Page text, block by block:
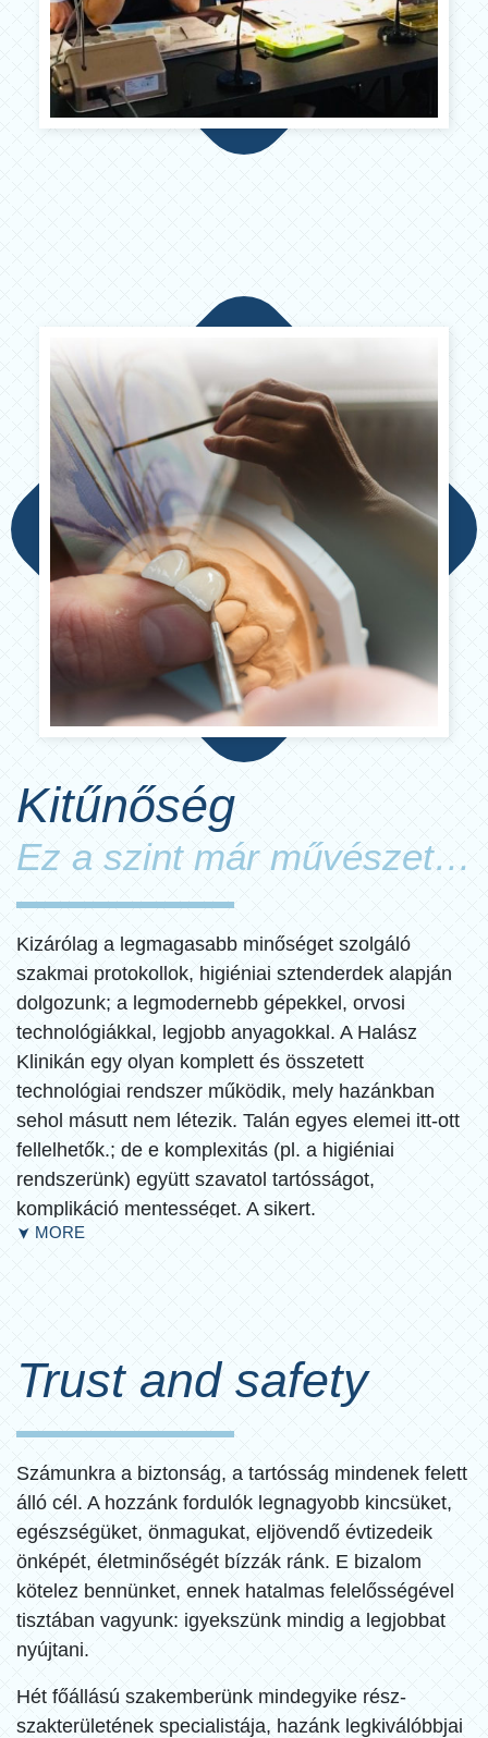
– Cooperating with
– Providing implant care to
patients whose dentists do not
practice implantology
– Performing teaching and
demonstration surgeries
prosthetic dentistry
HALÁSZ CLINIC is an expert in and a leading clinic
for dental implants and metal-free CAD-CAM full
ceramic dentures. Our lectures and courses are built
around these topics.
We travel the world, and we regularly participate in
Kitűnőség
Ez a szint már művészet…
Kizárólag a legmagasabb minőséget szolgáló
szakmai protokollok, higiéniai sztenderdek alapján
dolgozunk; a legmodernebb gépekkel, orvosi
technológiákkal, legjobb anyagokkal. A Halász
Klinikán egy olyan komplett és összetett
technológiai rendszer működik, mely hazánkban
sehol másutt nem létezik. Talán egyes elemei itt-ott
fellelhetők.; de e komplexitás (pl. a higiéniai
rendszerünk) együtt szavatol tartósságot,
komplikáció mentességet. A sikert.
hotelhez mint egy egészségügyi intézményhez:
hogy pácienseink komfortosan, jól érezzék magukat.
➤ MORE
Trust and safety
Számunkra a biztonság, a tartósság mindenek felett
álló cél. A hozzánk fordulók legnagyobb kincsüket,
egészségüket, önmagukat, eljövendő évtizedeik
önképét, életminőségét bízzák ránk. E bizalom
kötelez bennünket, ennek hatalmas felelősségével
tisztában vagyunk: igyekszünk mindig a legjobbat
nyújtani.
Hét főállású szakemberünk mindegyike rész-
szakterületének specialistája, hazánk legkiválóbbjai